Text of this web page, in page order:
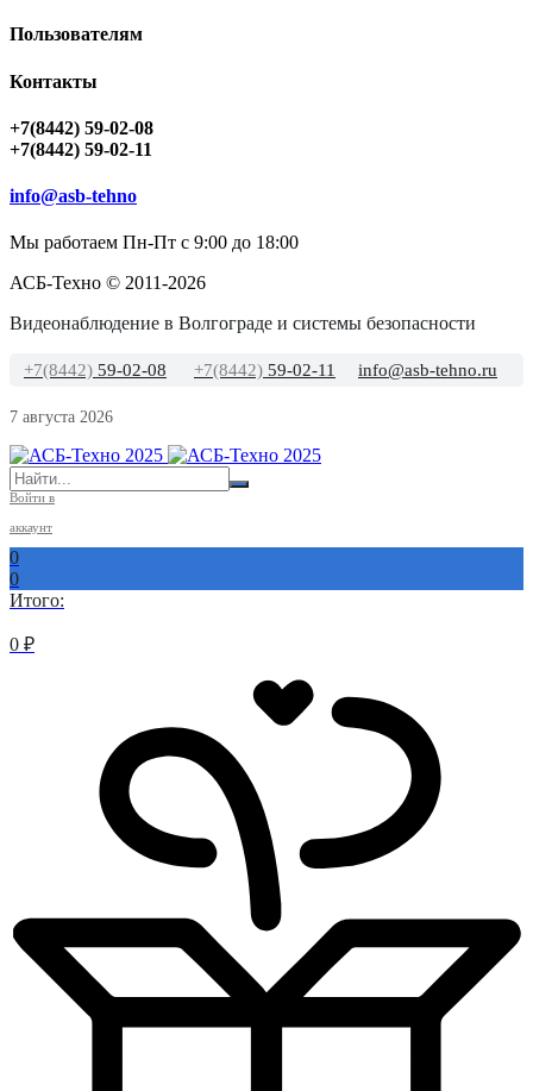
Пользователям
Контакты
+7(8442) 59-02-08
+7(8442) 59-02-11
info@asb-tehno
Мы работаем Пн-Пт с 9:00 до 18:00
АСБ-Техно © 2011-2026
Видеонаблюдение в Волгограде и системы безопасности
+7(8442) 59-02-08 +7(8442) 59-02-11 info@asb-tehno.ru
7 августа 2026
Войти в
аккаунт
0
0
Итого:
0 ₽